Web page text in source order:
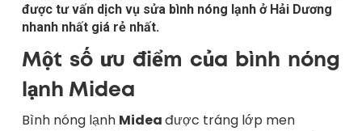
được tư vấn dịch vụ sửa bình nóng lạnh ở Hải Dương
nhanh nhất giá rẻ nhất.
Một số ưu điểm của bình nóng
lạnh Midea
Bình nóng lạnh Mideađược tráng lớp men